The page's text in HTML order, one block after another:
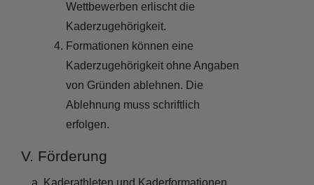
Wettbewerben erlischt die
Kaderzugehörigkeit.
Formationen können eine
Kaderzugehörigkeit ohne Angaben
von Gründen ablehnen. Die
Ablehnung muss schriftlich
erfolgen.
V. Förderung
Kaderathleten und Kaderformationen